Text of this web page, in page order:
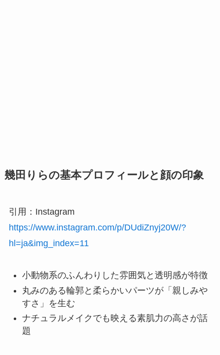
幾田りらの基本プロフィールと顔の印象
引用：Instagram
https://www.instagram.com/p/DUdiZnyj20W/?
hl=ja&img_index=11
小動物系のふんわりした雰囲気と透明感が特徴
丸みのある輪郭と柔らかいパーツが「親しみや
すさ」を生む
ナチュラルメイクでも映える素肌力の高さが話
題